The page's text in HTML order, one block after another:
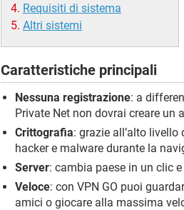
Requisiti di sistema
Altri sistemi
Caratteristiche principali
Nessuna registrazione: a
Private Net non dovrai creare un
Crittografia: grazie all’alto
hacker e malware durante la
Server: cambia paese in un clic
Veloce: con VPN GO puoi
amici o giocare alla massima